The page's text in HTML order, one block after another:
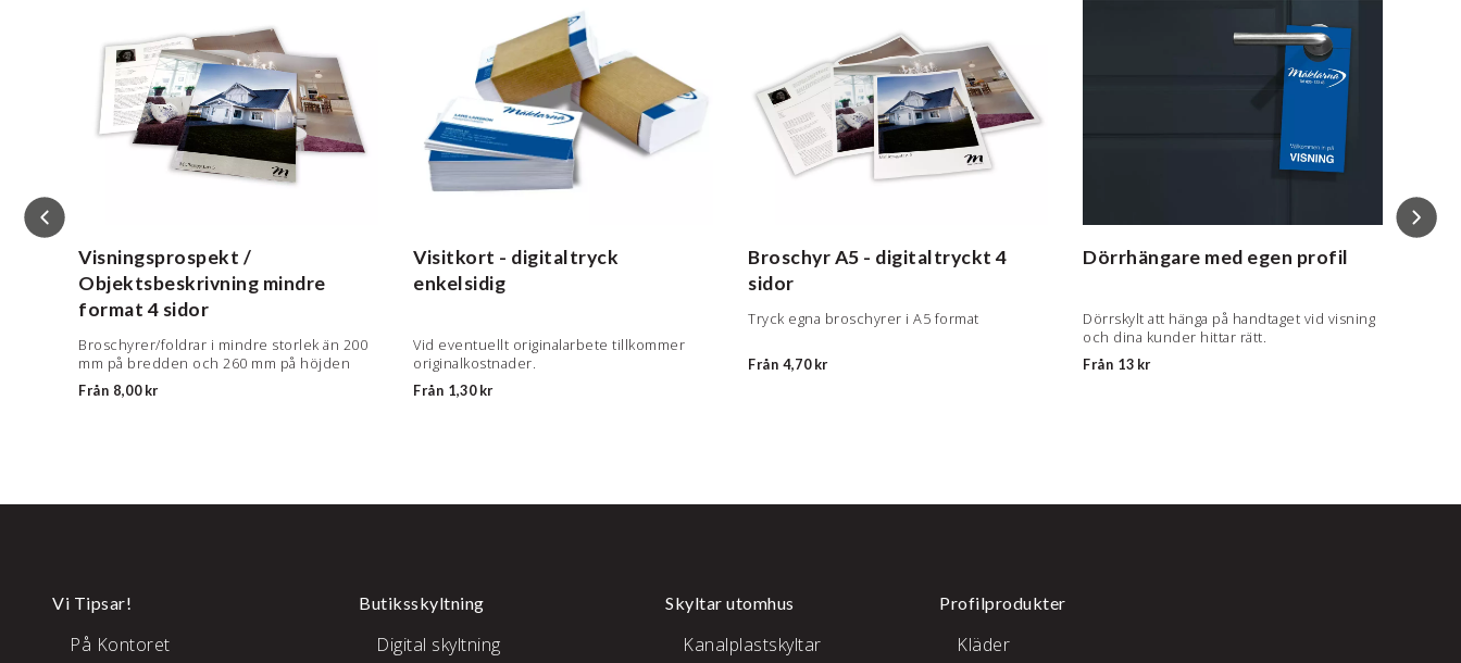
Visningsprospekt /
Objektsbeskrivning mindre
format 4 sidor
Broschyrer/foldrar i mindre storlek än 200
mm på bredden och 260 mm på höjden
Från 8,00 kr
Visitkort - digitaltryck
enkelsidig
Vid eventuellt originalarbete tillkommer
originalkostnader.
Från 1,30 kr
Broschyr A5 - digitaltryckt 4
sidor
Tryck egna broschyrer i A5 format
Från 4,70 kr
Dörrhängare med egen profil
Dörrskylt att hänga på handtaget vid visning
och dina kunder hittar rätt.
Från 13 kr
Vi Tipsar!
På Kontoret
Butiksskyltning
Digital skyltning
Skyltar utomhus
Kanalplastskyltar
Profilprodukter
Kläder